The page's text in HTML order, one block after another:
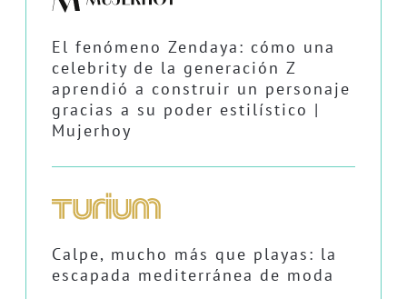
El fenómeno Zendaya: cómo una
celebrity de la generación Z
aprendió a construir un personaje
gracias a su poder estilístico |
Mujerhoy
Calpe, mucho más que playas: la
escapada mediterránea de moda